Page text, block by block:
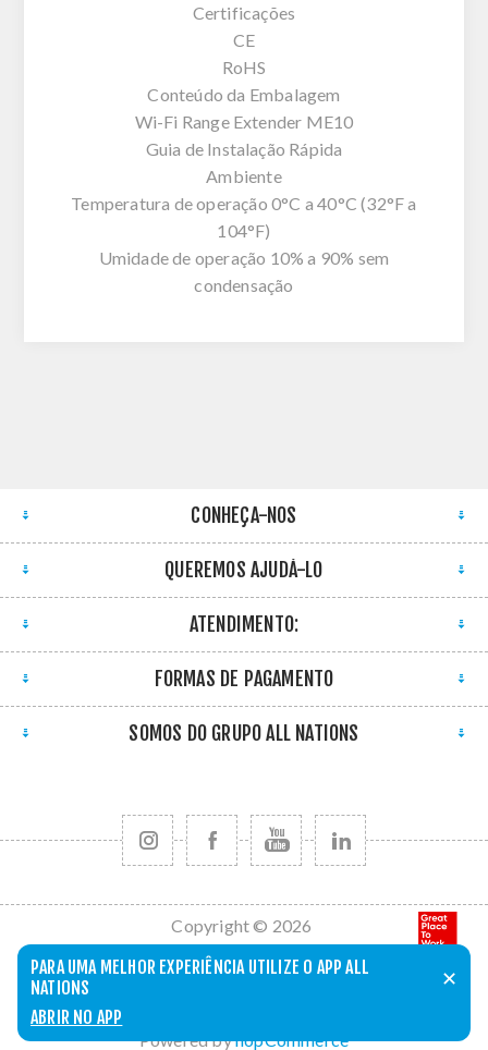
PARA UMA MELHOR EXPERIÊNCIA UTILIZE O APP ALL
NATIONS
✕
ABRIR NO APP
Certificações
CE
RoHS
Conteúdo da Embalagem
Wi-Fi Range Extender ME10
Guia de Instalação Rápida
Ambiente
Temperatura de operação 0°C a 40°C (32°F a
104°F)
Umidade de operação 10% a 90% sem
condensação
CONHEÇA-NOS
QUEREMOS AJUDÁ-LO
ATENDIMENTO:
FORMAS DE PAGAMENTO
SOMOS DO GRUPO ALL NATIONS
Copyright © 2026
All Nations. Todos
os direitos
Powered bynopCommerce